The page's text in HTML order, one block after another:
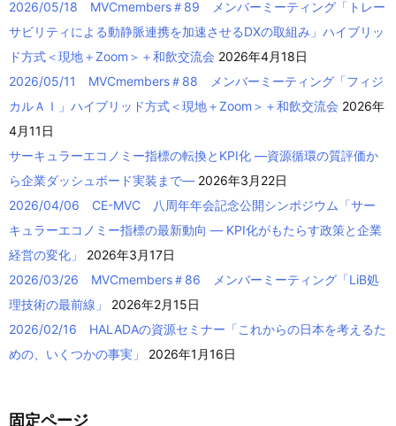
2026/05/18 MVCmembers＃89 メンバーミーティング「トレー
サビリティによる動静脈連携を加速させるDXの取組み」ハイブリッ
ド方式＜現地＋Zoom＞＋和飲交流会 2026年4月18日
2026/05/11 MVCmembers＃88 メンバーミーティング「フィジ
カルＡＩ」ハイブリッド方式＜現地＋Zoom＞＋和飲交流会 2026年
4月11日
サーキュラーエコノミー指標の転換とKPI化 ―資源循環の質評価か
ら企業ダッシュボード実装まで― 2026年3月22日
2026/04/06 CE-MVC 八周年年会記念公開シンポジウム「サー
キュラーエコノミー指標の最新動向 ― KPI化がもたらす政策と企業
経営の変化」
2026年3月17日
2026/03/26 MVCmembers＃86 メンバーミーティング「LiB処
理技術の最前線」
2026年2月15日
2026/02/16 HALADAの資源セミナー「これからの日本を考えるた
めの、いくつかの事実」
2026年1月16日
固定ページ